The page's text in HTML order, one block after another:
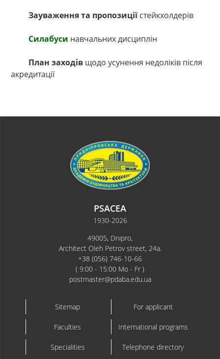
Зауваження та пропозиції стейкхолдерів
Силабуси навчальних дисциплін
План заходів щодо усунення недоліків після
акредитації
PSACEA
1930-2026
49005, Dnipro,
Architect Oleh Petrov street, 24a.
+38 (056) 746-10-66
( 9:00 - 15:00 Mo - Fr )
postmaster@pdaba.edu.ua
Sitemap For applicant
Faculties International programs
Specialities Telephone directory